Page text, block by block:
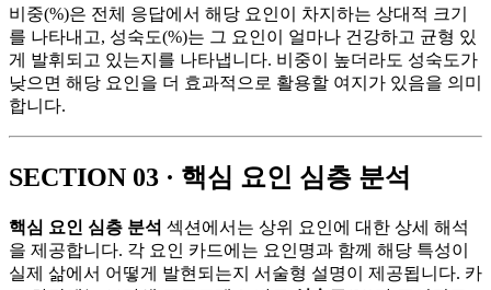
비중(%)은 전체 응답에서 해당 요인이 차지하는 상대적 크기
를 나타내고, 성숙도(%)는 그 요인이 얼마나 건강하고 균형 있
게 발휘되고 있는지를 나타냅니다. 비중이 높더라도 성숙도가
낮으면 해당 요인을 더 효과적으로 활용할 여지가 있음을 의미
합니다.
SECTION 03 · 핵심 요인 심층 분석
핵심 요인 심층 분석 섹션에서는 상위 요인에 대한 상세 해석
을 제공합니다. 각 요인 카드에는 요인명과 함께 해당 특성이
실제 삶에서 어떻게 발현되는지 서술형 설명이 제공됩니다. 카